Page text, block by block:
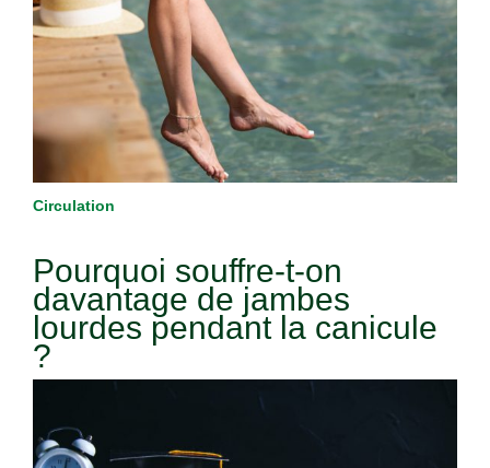
Circulation
Pourquoi souffre-t-on
davantage de jambes
lourdes pendant la canicule
?